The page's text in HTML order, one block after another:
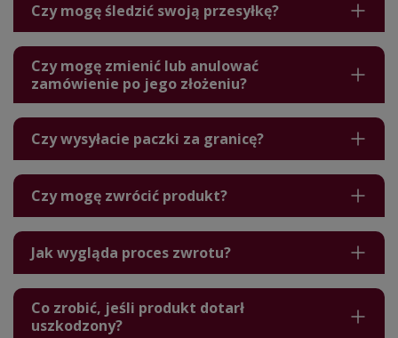
Czy mogę śledzić swoją przesyłkę?
Czy mogę zmienić lub anulować
zamówienie po jego złożeniu?
Czy wysyłacie paczki za granicę?
Czy mogę zwrócić produkt?
Jak wygląda proces zwrotu?
Co zrobić, jeśli produkt dotarł
uszkodzony?